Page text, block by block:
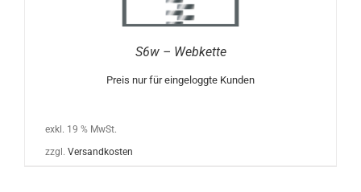
S6w – Webkette
Preis nur für eingeloggte Kunden
exkl. 19 % MwSt.
zzgl. Versandkosten